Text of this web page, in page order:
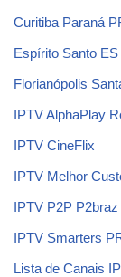
Curitiba Paraná
Espírito Santo ES
Florianópolis
IPTV AlphaPlay
IPTV CineFlix
IPTV Melhor
IPTV P2P P2braz
IPTV Smarters
Lista de Canais